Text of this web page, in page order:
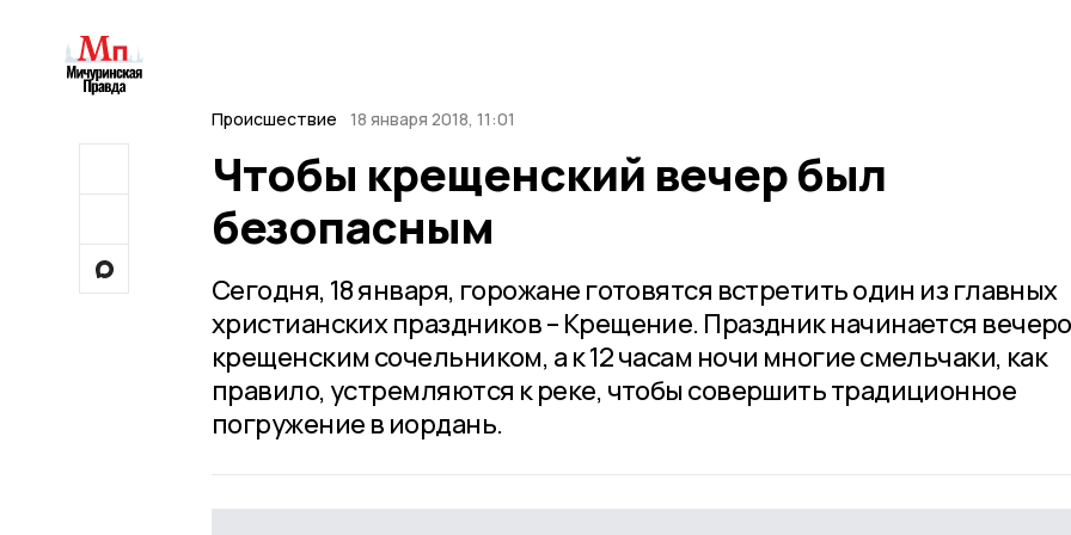
Происшествие 18 января 2018, 11:01
Чтобы крещенский вечер был
безопасным
Сегодня, 18 января, горожане готовятся встретить один из главных
христианских праздников – Крещение. Праздник начинается
крещенским сочельником, а к 12 часам ночи многие смельчаки, как
правило, устремляются к реке, чтобы совершить традиционное
погружение в иордань.